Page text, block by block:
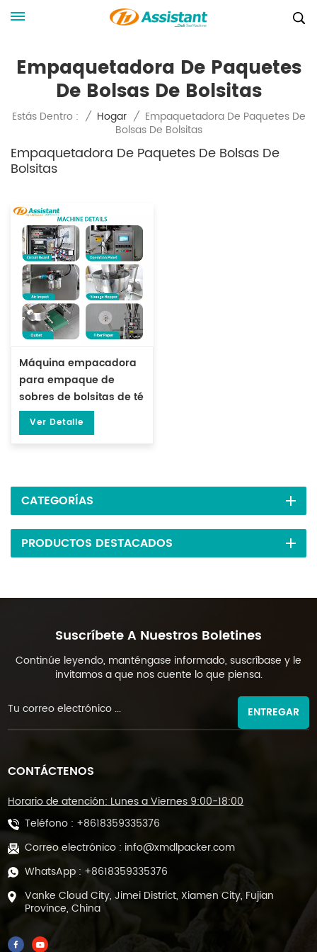
Empaquetadora De Paquetes
De Bolsas De Bolsitas
Estás Dentro : / Hogar / Empaquetadora De Paquetes De
Bolsas De Bolsitas
Empaquetadora De Paquetes De Bolsas De
Bolsitas
Máquina empacadora
para empaque de
sobres de bolsitas de té
con sobre exterior DL-
LSDP-XBW
Ver Detalle
CATEGORÍAS
PRODUCTOS DESTACADOS
Suscríbete A Nuestros Boletines
Continúe leyendo, manténgase informado, suscríbase y le
invitamos a que nos cuente lo que piensa.
ENTREGAR
CONTÁCTENOS
Horario de atención: Lunes a Viernes 9:00-18:00
Teléfono : +8618359335376
Correo electrónico : info@xmdlpacker.com
WhatsApp : +8618359335376
Vanke Cloud City, Jimei District, Xiamen City, Fujian
Province, China